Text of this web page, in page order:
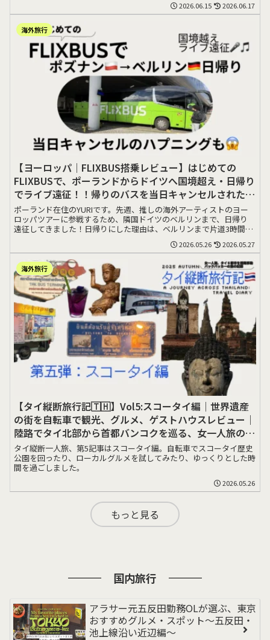
2026.06.15 2026.06.17
海外旅行
【ヨーロッパ｜FLIXBUS搭乗レビュー】はじめての
FLIXBUSで、ポーランドからドイツへ国境超え・日帰り
でライブ遠征！！帰りのバスを当日キャンセルされた
話。
ポーランド在住のYURIです。先週、推しの海外アーティストのヨー
ロッパツアーに参戦するため、隣国ドイツのベルリンまで、日帰り
遠征してきました！日帰りにした理由は、ベルリンまで片道3時間で
2026.05.26 2026.05.27
海外旅行
【タイ縦断旅行記🇹🇭】Vol5:スコータイ編｜世界遺産
の街を自転車で観光、グルメ、ゲストハウスレビュー｜
陸路でタイ北部から首都バンコクを巡る、女一人旅の記
録
タイ縦断一人旅、第5記事はスコータイ編。自転車でスコータイ歴史
公園を回ったり、ローカルグルメを試してみたり、ゆっくりとした時
間を過ごしました。
2026.05.26
もっと見る
国内旅行
アラサー元五反田勤務OLが選ぶ、東京
おすすめグルメ・スポット〜五反田・
池上線沿い近辺編〜